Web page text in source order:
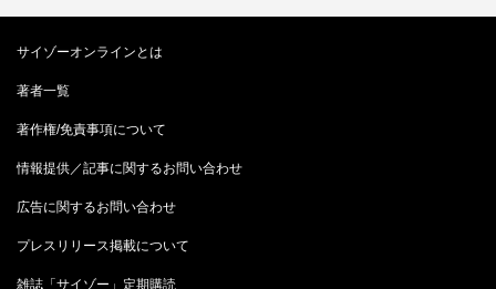
サイゾーオンラインとは
著者一覧
著作権/免責事項について
情報提供／記事に関するお問い合わせ
広告に関するお問い合わせ
プレスリリース掲載について
雑誌「サイゾー」定期購読